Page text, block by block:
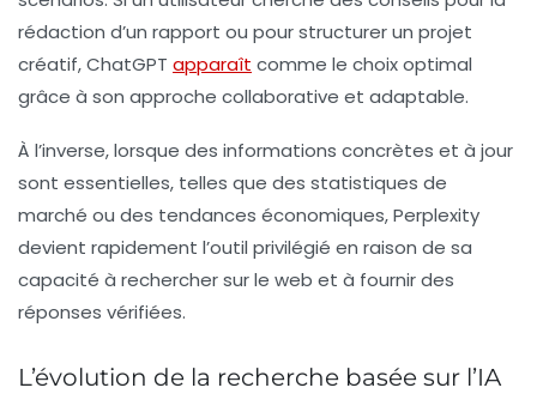
rédaction d’un rapport ou pour structurer un projet
créatif,ChatGPT apparaît comme le choix optimal
grâce à son approche collaborative et adaptable.
À l’inverse, lorsque des informations concrètes et à jour
sont essentielles, telles que des statistiques de
marché ou des tendances économiques,Perplexity
devient rapidement l’outil privilégié en raison de sa
capacité à rechercher sur le web et à fournir des
réponses vérifiées.
L’évolution de la recherche basée sur l’IA